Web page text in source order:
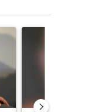
misinformation
District 49 faces